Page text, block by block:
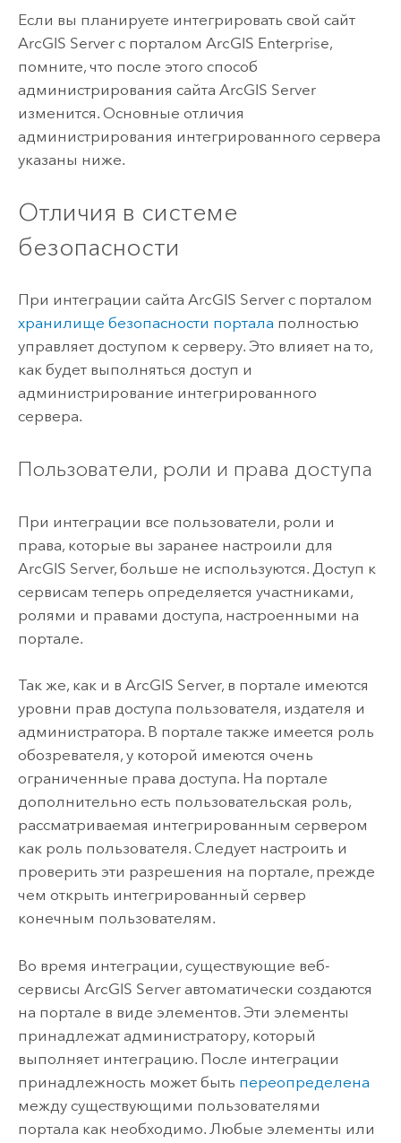
Если вы планируете интегрировать свой сайт
ArcGIS Serverс порталом ArcGIS Enterprise,
помните, что после этого способ
администрирования сайта ArcGIS Server
изменится. Основные отличия
администрирования интегрированного сервера
указаны ниже.
Отличия в системе
безопасности
При интеграции сайта ArcGIS Serverс порталом
хранилище безопасности портала полностью
управляет доступом к серверу. Это влияет на то,
как будет выполняться доступ и
администрирование интегрированного
сервера.
Пользователи, роли и права доступа
При интеграции все пользователи, роли и
права, которые вы заранее настроили для
ArcGIS Server, больше не используются. Доступ к
сервисам теперь определяется участниками,
ролями и правами доступа, настроенными на
портале.
Так же, как и в ArcGIS Server, в портале имеются
уровни прав доступа пользователя, издателя и
администратора. В портале также имеется роль
обозревателя, у которой имеются очень
ограниченные права доступа. На портале
дополнительно есть пользовательская роль,
рассматриваемая интегрированным сервером
как роль пользователя. Следует настроить и
проверить эти разрешения на портале, прежде
чем открыть интегрированный сервер
конечным пользователям.
Во время интеграции, существующие веб-
сервисы ArcGIS Serverавтоматически создаются
на портале в виде элементов. Эти элементы
принадлежат администратору, который
выполняет интеграцию. После интеграции
принадлежность может быть переопределена
между существующими пользователями
портала как необходимо. Любые элементы или